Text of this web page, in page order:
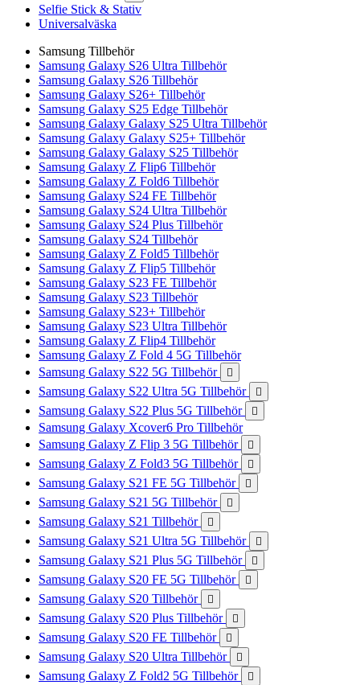
Selfie Stick & Stativ
Universalväska
Samsung Tillbehör
Samsung Galaxy S26 Ultra Tillbehör
Samsung Galaxy S26 Tillbehör
Samsung Galaxy S26+ Tillbehör
Samsung Galaxy S25 Edge Tillbehör
Samsung Galaxy Galaxy S25 Ultra Tillbehör
Samsung Galaxy Galaxy S25+ Tillbehör
Samsung Galaxy Galaxy S25 Tillbehör
Samsung Galaxy Z Flip6 Tillbehör
Samsung Galaxy Z Fold6 Tillbehör
Samsung Galaxy S24 FE Tillbehör
Samsung Galaxy S24 Ultra Tillbehör
Samsung Galaxy S24 Plus Tillbehör
Samsung Galaxy S24 Tillbehör
Samsung Galaxy Z Fold5 Tillbehör
Samsung Galaxy Z Flip5 Tillbehör
Samsung Galaxy S23 FE Tillbehör
Samsung Galaxy S23 Tillbehör
Samsung Galaxy S23+ Tillbehör
Samsung Galaxy S23 Ultra Tillbehör
Samsung Galaxy Z Flip4 Tillbehör
Samsung Galaxy Z Fold 4 5G Tillbehör
Samsung Galaxy S22 5G Tillbehör

Samsung Galaxy S22 Ultra 5G Tillbehör 
Samsung Galaxy S22 Plus 5G Tillbehör 
Samsung Galaxy Xcover6 Pro Tillbehör
Samsung Galaxy Z Flip 3 5G Tillbehör

Samsung Galaxy Z Fold3 5G Tillbehör 
Samsung Galaxy S21 FE 5G Tillbehör 
Samsung Galaxy S21 5G Tillbehör 
Samsung Galaxy S21 Tillbehör 
Samsung Galaxy S21 Ultra 5G Tillbehör 
Samsung Galaxy S21 Plus 5G Tillbehör 
Samsung Galaxy S20 FE 5G Tillbehör 
Samsung Galaxy S20 Tillbehör 
Samsung Galaxy S20 Plus Tillbehör 
Samsung Galaxy S20 FE Tillbehör 
Samsung Galaxy S20 Ultra Tillbehör 
Samsung Galaxy Z Fold2 5G Tillbehör 